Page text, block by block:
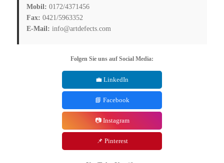
Mobil: 0172/4371456
Fax: 0421/5963352
E-Mail: info@artdefects.com
Folgen Sie uns auf Social Media:
💼 LinkedIn
📘 Facebook
📷 Instagram
📌 Pinterest